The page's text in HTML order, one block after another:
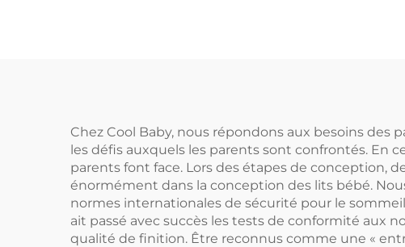
Chez Cool Baby, nous répondons aux besoins
les défis auxquels les parents sont confrontés. En
parents font face. Lors des étapes de conception,
énormément dans la conception des lits bébé.
normes internationales de sécurité pour le
ait passé avec succès les tests de conformité aux
qualité de finition. Être reconnus comme une «